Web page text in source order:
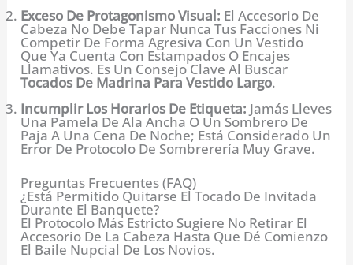
Exceso De Protagonismo Visual: El Accesorio De
Cabeza No Debe Tapar Nunca Tus Facciones Ni
Competir De Forma Agresiva Con Un Vestido
Que Ya Cuenta Con Estampados O Encajes
Llamativos. Es Un Consejo Clave Al Buscar
Tocados De Madrina Para Vestido Largo.
Incumplir Los Horarios De Etiqueta: Jamás Lleves
Una Pamela De Ala Ancha O Un Sombrero De
Paja A Una Cena De Noche; Está Considerado Un
Error De Protocolo De Sombrerería Muy Grave.
Preguntas Frecuentes (FAQ)
¿Está Permitido Quitarse El Tocado De Invitada
Durante El Banquete?
El Protocolo Más Estricto Sugiere No Retirar El
Accesorio De La Cabeza Hasta Que Dé Comienzo
El Baile Nupcial De Los Novios.